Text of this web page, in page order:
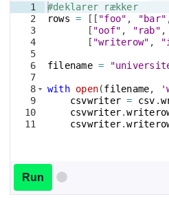
1
2
3
4
5
6
7
8
9
10
11
#deklarer rækker
rows = [[ "foo" , "bar"
[ "oof" , "rab" ,
[ "writerow" ,
filename =
with open(filename,
csvwriter = csv .
csvwriter.
csvwriter.
Run